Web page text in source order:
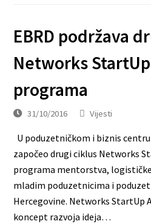
EBRD podržava
Networks
programa
31/10/2016 Vijesti
U poduzetničkom i biznis
započeo drugi ciklus Networks
programa mentorstva,
mladim poduzetnicima i
Hercegovine. Networks StartUp
koncept razvoja ideja…